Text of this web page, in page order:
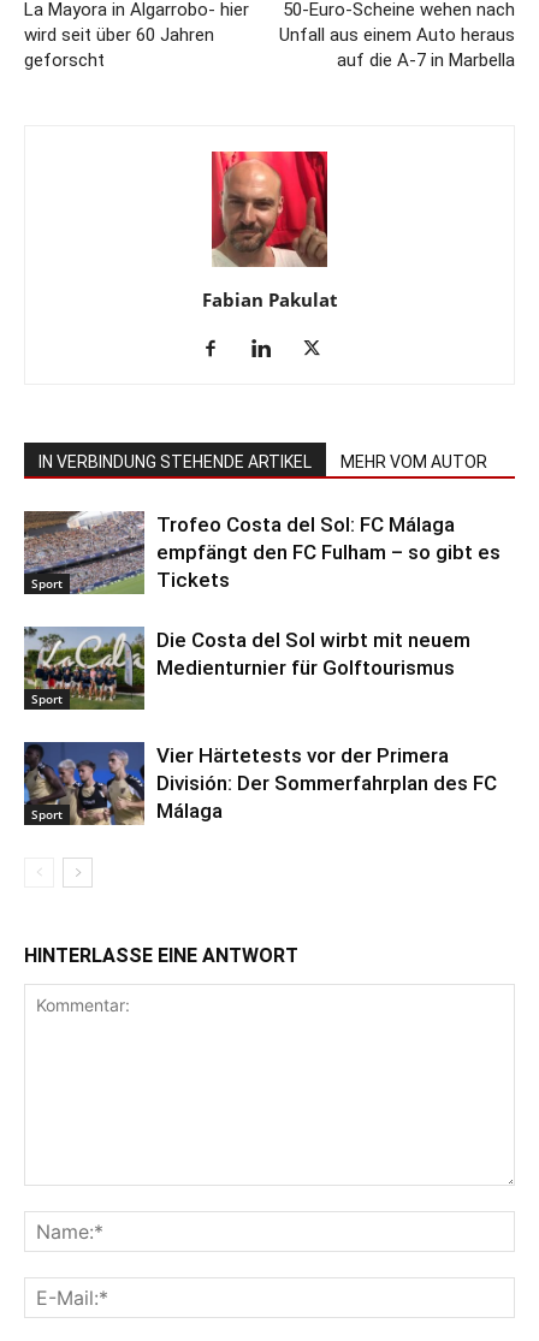
La Mayora in Algarrobo- hier
wird seit über 60 Jahren
geforscht
50-Euro-Scheine wehen nach
Unfall aus einem Auto heraus
auf die A-7 in Marbella
Fabian Pakulat
IN VERBINDUNG STEHENDE ARTIKEL MEHR VOM AUTOR
Sport
Trofeo Costa del Sol: FC Málaga
empfängt den FC Fulham – so gibt es
Tickets
Sport
Die Costa del Sol wirbt mit neuem
Medienturnier für Golftourismus
Sport
Vier Härtetests vor der Primera
División: Der Sommerfahrplan des FC
Málaga
HINTERLASSE EINE ANTWORT